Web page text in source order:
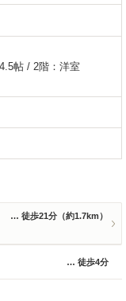
帖 / 2階：洋室
徒歩21分 （約1.7km）
徒歩4分